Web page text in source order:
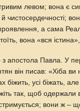
левом; вона є
чистосердечності;
а сама
вона «вся
з апостола Павла. У
він писав: «Хіба
біжить, усі біжать,
так, щоб одержали
вони ж –